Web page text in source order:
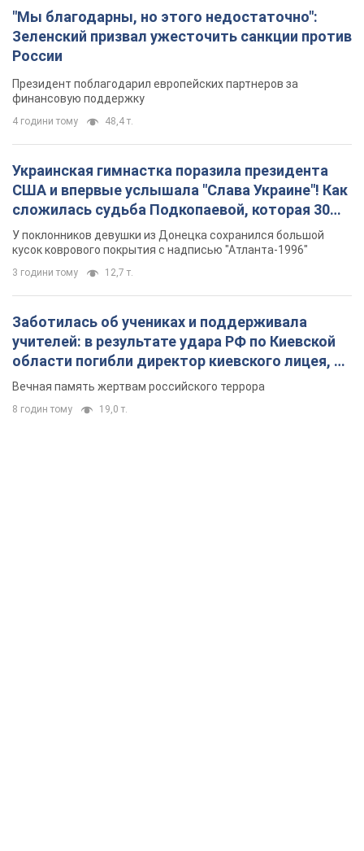
"Мы благодарны, но этого недостаточно":
Зеленский призвал ужесточить санкции против
России
Президент поблагодарил европейских партнеров за
финансовую поддержку
4 години тому 48,4 т.
Украинская гимнастка поразила президента
США и впервые услышала "Слава Украине"! Как
сложилась судьба Подкопаевой, которая 30
лет назад завоевала "золото" Олимпиады
У поклонников девушки из Донецка сохранился большой
кусок коврового покрытия с надписью "Атланта-1996"
3 години тому 12,7 т.
Заботилась об учениках и поддерживала
учителей: в результате удара РФ по Киевской
области погибли директор киевского лицея, её
муж и внук
Вечная память жертвам российского террора
8 годин тому 19,0 т.